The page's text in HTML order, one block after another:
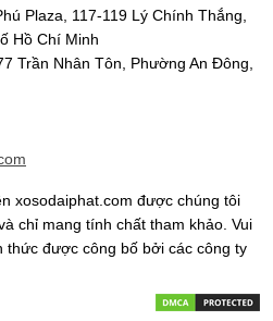
Plaza, 117-119 Lý Chính Thắng,
Hồ Chí Minh
Trần Nhân Tôn, Phường An Đông,
xosodaiphat.com được chúng tôi
chỉ mang tính chất tham khảo. Vui
thức được công bố bởi các công ty